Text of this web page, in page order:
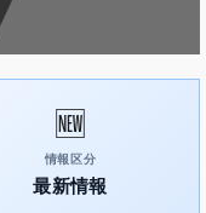
🆕
情報区分
最新情報